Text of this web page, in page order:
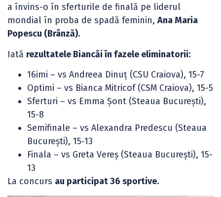
a învins-o în sferturile de finală pe liderul
mondial în proba de spadă feminin, Ana Maria
Popescu (Brânză).
Iată rezultatele Biancăi în fazele eliminatorii:
16imi – vs Andreea Dinuț (CSU Craiova), 15-7
Optimi – vs Bianca Mitricof (CSM Craiova), 15-5
Sferturi – vs Emma Șont (Steaua București),
15-8
Semifinale – vs Alexandra Predescu (Steaua
București), 15-13
Finala – vs Greta Vereș (Steaua București), 15-
13
La concurs au participat 36 sportive.